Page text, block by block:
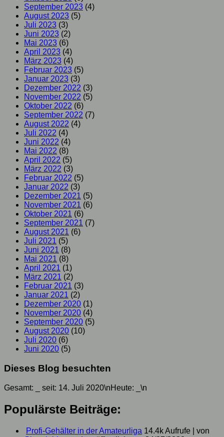
September 2023 (4)
August 2023 (5)
Juli 2023 (3)
Juni 2023 (2)
Mai 2023 (6)
April 2023 (4)
März 2023 (4)
Februar 2023 (5)
Januar 2023 (3)
Dezember 2022 (3)
November 2022 (5)
Oktober 2022 (6)
September 2022 (7)
August 2022 (4)
Juli 2022 (4)
Juni 2022 (4)
Mai 2022 (8)
April 2022 (5)
März 2022 (3)
Februar 2022 (5)
Januar 2022 (3)
Dezember 2021 (5)
November 2021 (6)
Oktober 2021 (6)
September 2021 (7)
August 2021 (6)
Juli 2021 (5)
Juni 2021 (8)
Mai 2021 (8)
April 2021 (1)
März 2021 (2)
Februar 2021 (3)
Januar 2021 (2)
Dezember 2020 (1)
November 2020 (4)
September 2020 (5)
August 2020 (10)
Juli 2020 (6)
Juni 2020 (5)
Dieses Blog besuchten
Gesamt: seit: 14. Juli 2020\nHeute: \n
Populärste Beiträge:
Profi-Gehälter in der Amateurliga 14.4k Aufrufe
von